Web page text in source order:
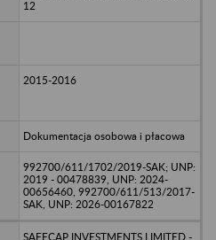
12
2015-2016
Dokumentacja osobowa i płacowa
992700/611/1702/2019-SAK; UNP:
2019 - 00478839, UNP: 2024-
00656460, 992700/611/513/2017-
SAK, UNP: 2026-00167822
SAFECAP INVESTMENTS LIMITED -